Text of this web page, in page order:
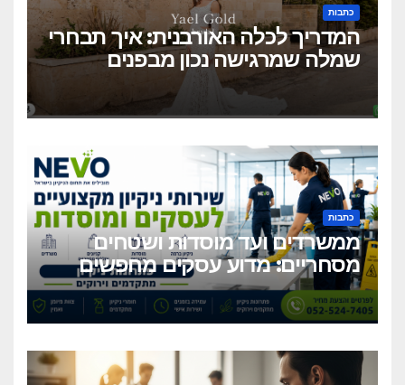
כתבות
המדריך לכלה האורבנית: איך תבחרי
שמלה שמרגישה נכון מבפנים
ונראית מושלם מבחוץ?
כתבות
ממשרדים ועד מוסדות ושטחים
מסחריים: מדוע עסקים מחפשים
כיום שירותי ניקיון מקצועיים
וגמישים?